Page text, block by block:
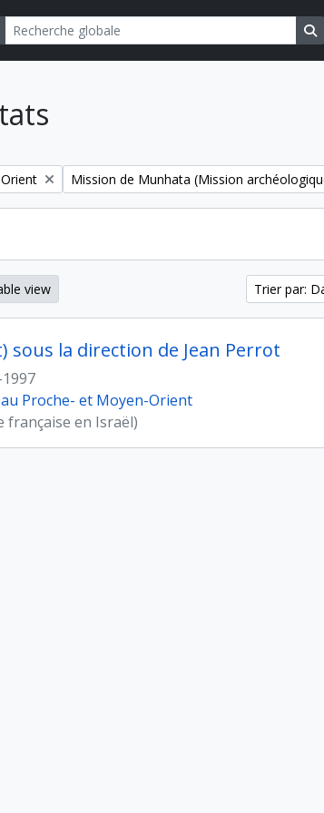
options
Remove filter:
Mission de Munhata (Mission
view Trier par:
sous la direction de Jean Perrot
Proche- et Moyen-Orient
française en Israël)